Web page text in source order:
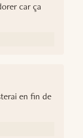
car ça
en fin de